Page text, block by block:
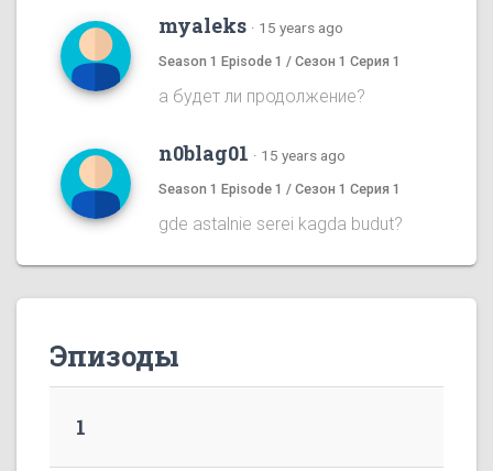
myaleks · 15 years ago
Season 1 Episode 1 / Сезон 1 Серия 1
а будет ли продолжение?
n0blag01 · 15 years ago
Season 1 Episode 1 / Сезон 1 Серия 1
gde astalnie serei kagda budut?
Эпизоды
1